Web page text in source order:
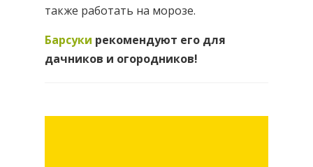
также работать на морозе.
Барсуки рекомендуют его для
дачников и огородников!